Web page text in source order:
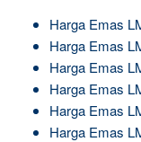
Harga Emas
Harga Emas
Harga Emas
Harga Emas
Harga Emas
Harga Emas